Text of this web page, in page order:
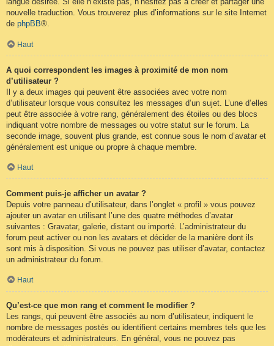
nouvelle traduction. Vous trouverez plus d’informations sur le site Internet
de phpBB®.
Haut
A quoi correspondent les images à proximité de mon nom
d’utilisateur ?
Il y a deux images qui peuvent être associées avec votre nom
d’utilisateur lorsque vous consultez les messages d’un sujet. L’une d’elles
peut être associée à votre rang, généralement des étoiles ou des blocs
indiquant votre nombre de messages ou votre statut sur le forum. La
seconde image, souvent plus grande, est connue sous le nom d’avatar et
généralement est unique ou propre à chaque membre.
Haut
Comment puis-je afficher un avatar ?
Depuis votre panneau d’utilisateur, dans l’onglet « profil » vous pouvez
ajouter un avatar en utilisant l’une des quatre méthodes d’avatar
suivantes : Gravatar, galerie, distant ou importé. L’administrateur du
forum peut activer ou non les avatars et décider de la manière dont ils
sont mis à disposition. Si vous ne pouvez pas utiliser d’avatar, contactez
un administrateur du forum.
Haut
Qu’est-ce que mon rang et comment le modifier ?
Les rangs, qui peuvent être associés au nom d’utilisateur, indiquent le
nombre de messages postés ou identifient certains membres tels que les
modérateurs et administrateurs. En général, vous ne pouvez pas